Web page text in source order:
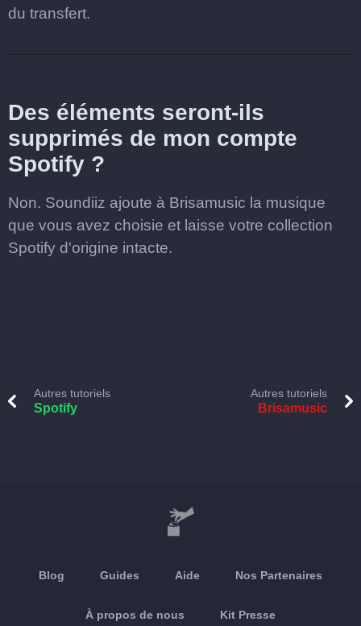
du transfert.
Des éléments seront-ils
supprimés de mon compte
Spotify ?
Non. Soundiiz ajoute à Brisamusic la musique
que vous avez choisie et laisse votre collection
Spotify d'origine intacte.
Autres tutoriels
Spotify
Autres tutoriels
Brisamusic
Blog Guides Aide Nos Partenaires
À propos de nous Kit Presse